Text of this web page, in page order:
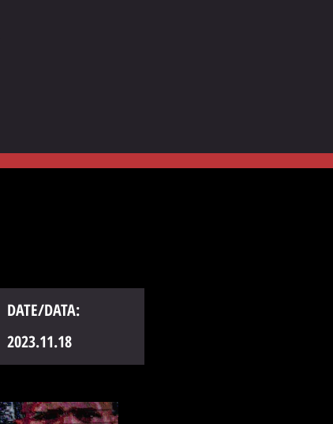
DATE/DATA:
2023.11.18